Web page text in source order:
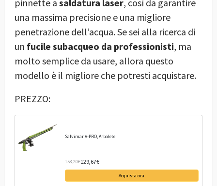
pinnette a saldatura laser, così da garantire
una massima precisione e una migliore
penetrazione dell’acqua. Se sei alla ricerca di
un fucile subacqueo da professionisti, ma
molto semplice da usare, allora questo
modello è il migliore che potresti acquistare.
PREZZO:
Salvimar V-PRO, Arbalete
158,20€129,67€
Acquista ora